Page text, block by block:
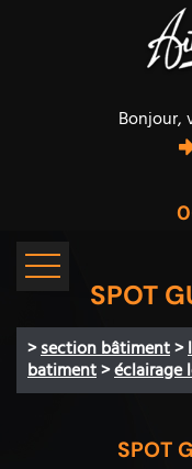
Bonjour,
SPOT
>section bâtiment>
batiment>éclairage
SPOT